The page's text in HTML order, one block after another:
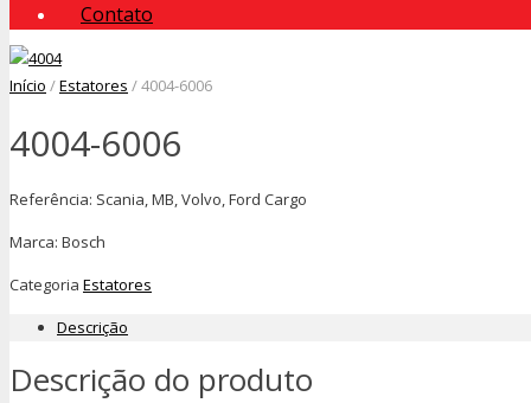
Contato
Início /Estatores / 4004-6006
4004-6006
Referência: Scania, MB, Volvo, Ford Cargo
Marca: Bosch
Categoria Estatores
Descrição
Descrição do produto